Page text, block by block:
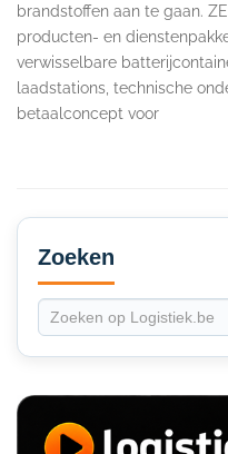
brandstoffen aan te gaan.
producten- en
verwisselbare
laadstations, technische
betaalconcept voor
Secondary
Sidebar
Zoeken